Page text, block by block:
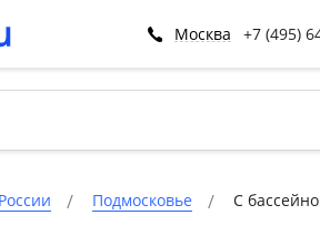
Москва +7 (495)
Подмосковье С